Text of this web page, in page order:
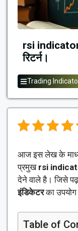
rsi
रिटर्न।
Trading
आज इस लेख के
प्रमुख rsi
देने वाले है। जिसे
इंडिकेटरका
Table of